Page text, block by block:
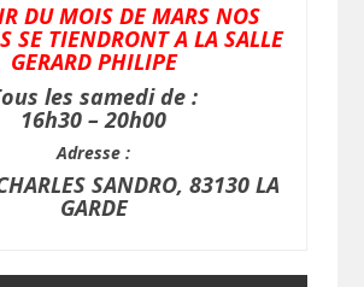
DU MOIS DE MARS NOS
SE TIENDRONT A LA SALLE
GERARD PHILIPE
les samedi de :
16h30 – 20h00
Adresse :
SANDRO, 83130 LA
GARDE